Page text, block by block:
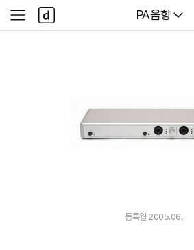
다나와
PA음향
사
이
다
나
와
등록월 2005.06.